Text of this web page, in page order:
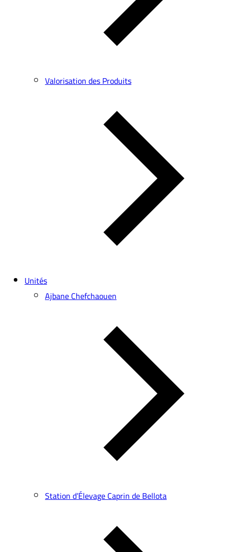
Valorisation des Produits
Unités
Ajbane Chefchaouen
Station d’Élevage Caprin de Bellota